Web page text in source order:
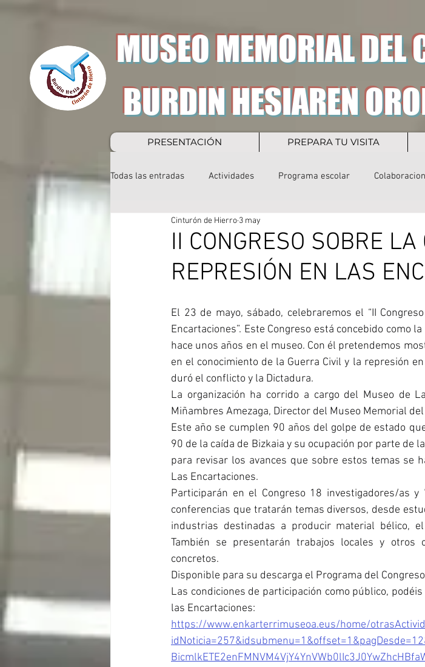
MUSEO MEMORIAL DEL
PRESENTACIÓN PREPARA TU VISITA
BURDIN HESIAREN
Todas las entradas Actividades Programa escolar
II CONGRESO SOBRE
REPRESIÓN EN LAS
Cinturón de Hierro 3 may
El 23 de mayo, sábado, celebraremos el “II
Encartaciones”. Este Congreso está concebido como
hace unos años en el museo. Con él pretendemos
en el conocimiento de la Guerra Civil y la represión
duró el conflicto y la Dictadura.
La organización ha corrido a cargo del Museo de
Miñambres Amezaga, Director del Museo Memorial
Este año se cumplen 90 años del golpe de estado
90 de la caída de Bizkaia y su ocupación por parte de
para revisar los avances que sobre estos temas se
Las Encartaciones.
Participarán en el Congreso 18 investigadores/as
conferencias que tratarán temas diversos, desde
industrias destinadas a producir material bélico,
También se presentarán trabajos locales y otros
concretos.
Disponible para su descarga el Programa del
Las condiciones de participación como público,
las Encartaciones:
https://www.enkarterrimuseoa.eus/home/